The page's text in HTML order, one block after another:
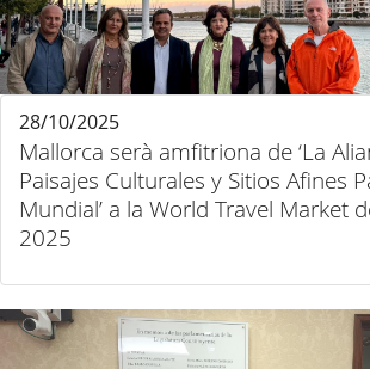
Mallorca serà amfitriona de ‘La
Paisajes Culturales y Sitios Afines
Mundial’ a la World Travel Market
2025
28/10/2025